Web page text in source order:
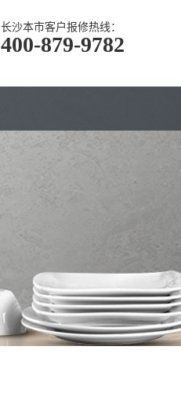
长沙本市客户报修热线：
400-879-9782